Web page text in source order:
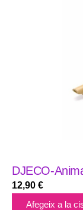
DJECO-
12,90 €
Afegeix a la